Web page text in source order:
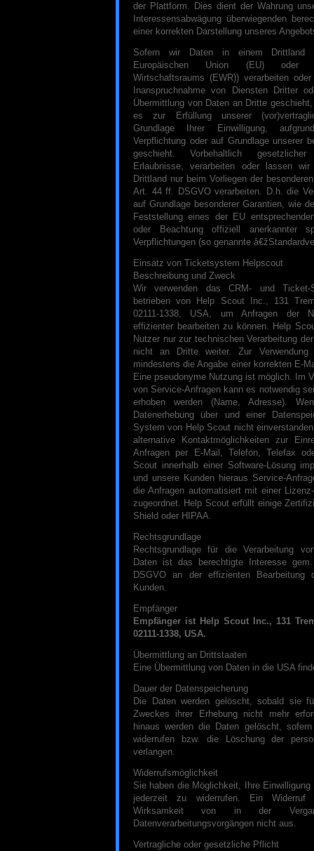
der Plattform. Dies dient der Wahrung
Interessensabwägung überwiegenden
einer korrekten Darstellung unseres
Sofern wir Daten in einem Drittland
Europäischen Union (EU) oder
Wirtschaftsraums (EWR)) verarbeiten
Inanspruchnahme von Diensten Dritter
Übermittlung von Daten an Dritte
es zur Erfüllung unserer
Grundlage Ihrer Einwilligung,
Verpflichtung oder auf Grundlage unserer
geschieht. Vorbehaltlich
Erlaubnisse, verarbeiten oder lassen
Drittland nur beim Vorliegen der
Art. 44 ff. DSGVO verarbeiten. D.h. die
auf Grundlage besonderer Garantien, wie
Feststellung eines der EU
oder Beachtung offiziell anerkannter
Verpflichtungen (so genannte
Einsatz von Ticketsystem Helpscout
Beschreibung und Zweck
Wir verwenden das CRM- und Ticket-
betrieben von Help Scout Inc., 131
02111-1338, USA, um Anfragen der
effizienter bearbeiten zu können. Help
Nutzer nur zur technischen Verarbeitung
nicht an Dritte weiter. Zur
mindestens die Angabe einer korrekten E-
Eine pseudonyme Nutzung ist möglich. Im
von Service-Anfragen kann es notwendig
erhoben werden (Name, Adresse).
Datenerhebung über und einer
System von Help Scout nicht
alternative Kontaktmöglichkeiten zur
Anfragen per E-Mail, Telefon, Telefax
Scout innerhalb einer Software-Lösung
und unsere Kunden hieraus Service-
die Anfragen automatisiert mit einer
zugeordnet. Help Scout erfüllt einige
Shield oder HIPAA.
Rechtsgrundlage
Rechtsgrundlage für die Verarbeitung
Daten ist das berechtigte Interesse
DSGVO an der effizienten Bearbeitung
Kunden.
Empfänger
Empfänger ist Help Scout Inc., 131
02111-1338, USA.
Übermittlung an Drittstaaten
Eine Übermittlung von Daten in die USA
Dauer der Datenspeicherung
Die Daten werden gelöscht, sobald sie
Zweckes ihrer Erhebung nicht mehr
hinaus werden die Daten gelöscht,
widerrufen bzw. die Löschung der
verlangen.
Widerrufsmöglichkeit
Sie haben die Möglichkeit, Ihre Einwilligung
jederzeit zu widerrufen. Ein
Wirksamkeit von in der
Datenverarbeitungsvorgängen nicht aus.
Vertragliche oder gesetzliche Pflicht